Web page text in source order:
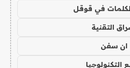
في قوقل
التقنية
ان سفن
التكنولوجيا